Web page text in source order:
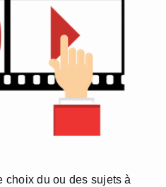
choix du ou des sujets à